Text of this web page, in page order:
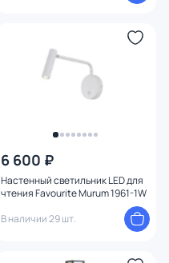
6 600 ₽
Настенный светильник LED для
чтения Favourite Murum 1961-1W
В наличии 29 шт.